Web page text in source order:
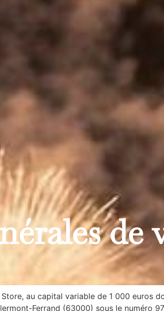
de
au capital variable de 1 000 euros
Ferrand (63000) sous le numéro